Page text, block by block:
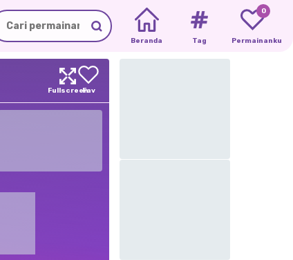
Beranda Tag
0
Permainanku